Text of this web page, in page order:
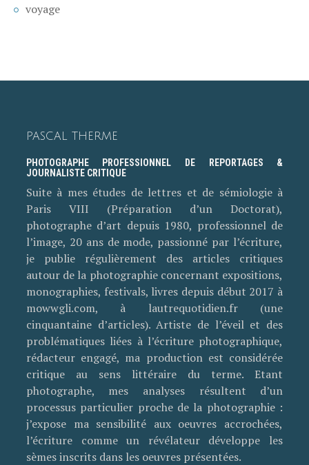
voyage
PASCAL THERME
PHOTOGRAPHE PROFESSIONNEL DE REPORTAGES &
JOURNALISTE CRITIQUE
Suite à mes études de lettres et de sémiologie à
Paris VIII (Préparation d’un Doctorat),
photographe d’art depuis 1980, professionnel de
l’image, 20 ans de mode, passionné par l’écriture,
je publie régulièrement des articles critiques
autour de la photographie concernant expositions,
monographies, festivals, livres depuis début 2017 à
mowwgli.com, à lautrequotidien.fr (une
cinquantaine d’articles). Artiste de l’éveil et des
problématiques liées à l’écriture photographique,
rédacteur engagé, ma production est considérée
critique au sens littéraire du terme. Etant
photographe, mes analyses résultent d’un
processus particulier proche de la photographie :
j’expose ma sensibilité aux oeuvres accrochées,
l’écriture comme un révélateur développe les
sèmes inscrits dans les oeuvres présentées.